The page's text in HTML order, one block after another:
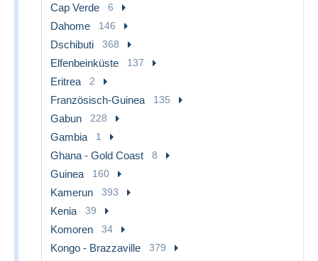
Cap Verde 6
Dahome 146
Dschibuti 368
Elfenbeinküste 137
Eritrea 2
Französisch-Guinea 135
Gabun 228
Gambia 1
Ghana - Gold Coast 8
Guinea 160
Kamerun 393
Kenia 39
Komoren 34
Kongo - Brazzaville 379